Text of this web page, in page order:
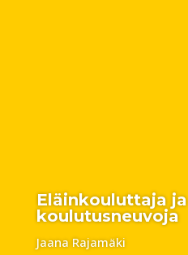
Eläinkouluttaja ja
koulutusneuvoja
Jaana Rajamäki